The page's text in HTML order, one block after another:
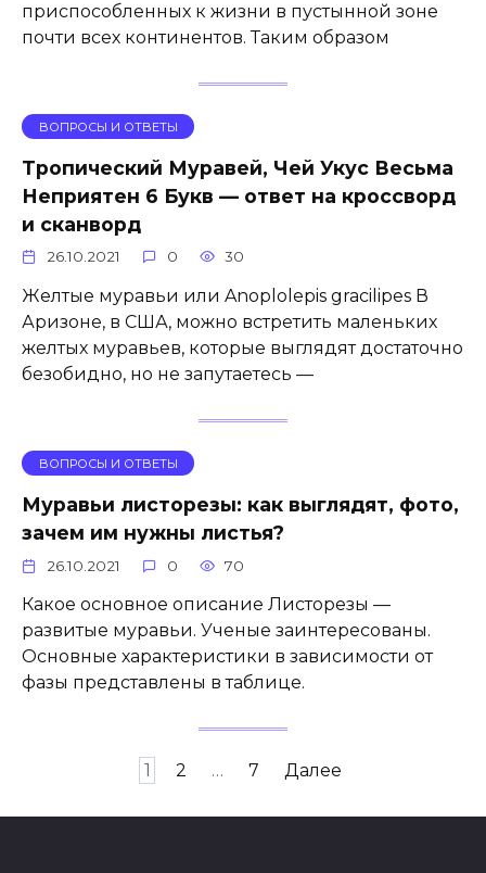
приспособленных к жизни в пустынной зоне
почти всех континентов. Таким образом
ВОПРОСЫ И ОТВЕТЫ
Тропический Муравей, Чей Укус Весьма
Неприятен 6 Букв — ответ на кроссворд
и сканворд
26.10.2021 0 30
Желтые муравьи или Anoplolepis gracilipes В
Аризоне, в США, можно встретить маленьких
желтых муравьев, которые выглядят достаточно
безобидно, но не запутаетесь —
ВОПРОСЫ И ОТВЕТЫ
Муравьи листорезы: как выглядят, фото,
зачем им нужны листья?
26.10.2021 0 70
Какое основное описание Листорезы —
развитые муравьи. Ученые заинтересованы.
Основные характеристики в зависимости от
фазы представлены в таблице.
записям
1 2 … 7 Далее